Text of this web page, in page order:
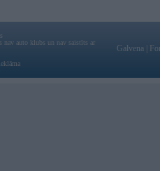
nav auto klubs un nav saistīts ar
Galvena